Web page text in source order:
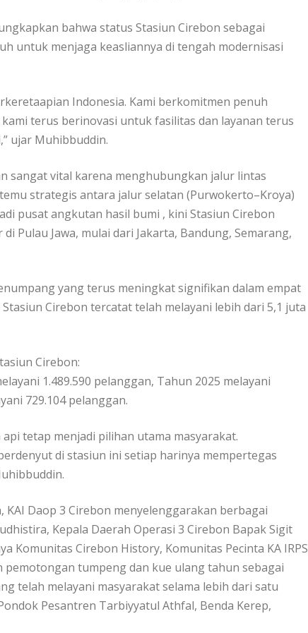
bahwa status Stasiun Cirebon sebagai
untuk menjaga keasliannya di tengah modernisasi
Indonesia. Kami berkomitmen penuh
terus berinovasi untuk fasilitas dan layanan terus
ujar Muhibbuddin.
sangat vital karena menghubungkan jalur lintas
strategis antara jalur selatan (Purwokerto–Kroya)
pusat angkutan hasil bumi , kini Stasiun Cirebon
Pulau Jawa, mulai dari Jakarta, Bandung, Semarang,
yang terus meningkat signifikan dalam empat
Cirebon tercatat telah melayani lebih dari 5,1 juta
Cirebon:
1.489.590 pelanggan, Tahun 2025 melayani
729.104 pelanggan.
tetap menjadi pilihan utama masyarakat.
di stasiun ini setiap harinya mempertegas
Daop 3 Cirebon menyelenggarakan berbagai
Kepala Daerah Operasi 3 Cirebon Bapak Sigit
Komunitas Cirebon History, Komunitas Pecinta KA IRPS
pemotongan tumpeng dan kue ulang tahun sebagai
telah melayani masyarakat selama lebih dari satu
Pesantren Tarbiyyatul Athfal, Benda Kerep,